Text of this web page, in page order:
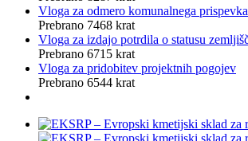
Vloga za odmero komunalnega prispevka
Prebrano 7468 krat
Vloga za izdajo potrdila o statusu
Prebrano 6715 krat
Vloga za pridobitev projektnih pogojev
Prebrano 6544 krat